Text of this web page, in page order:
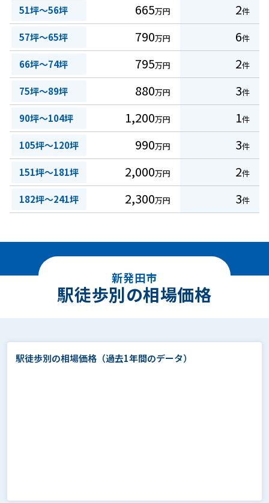
51坪～56坪 665万円 2件
57坪～65坪 790万円 6件
66坪～74坪 795万円 2件
75坪～89坪 880万円 3件
90坪～104坪 1,200万円 1件
105坪～120坪 990万円 3件
151坪～181坪 2,000万円 2件
182坪～241坪 2,300万円 3件
新発田市
駅徒歩別の相場価格
駅徒歩別の相場価格 （過去1年間のデータ）